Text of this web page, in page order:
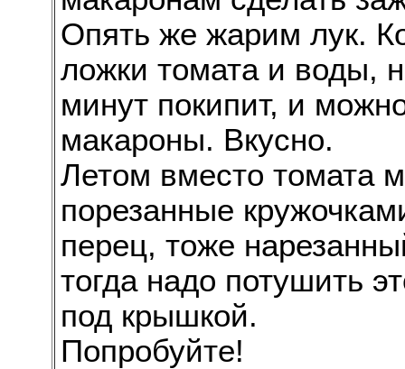
Опять же жарим лук.
ложки томата и воды,
минут покипит, и
макароны. Вкусно.
Летом вместо томата
порезанные
перец, тоже
тогда надо потушить
под крышкой.
Попробуйте!